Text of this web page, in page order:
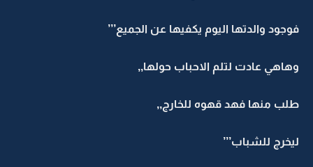
فوجود والدتها اليوم يكفيها عن الجميع’’’
وهاهي عادت لتلم الاحباب حولها,,
طلب منها فهد قهوه للخارج,,
ليخرج للشباب’’’